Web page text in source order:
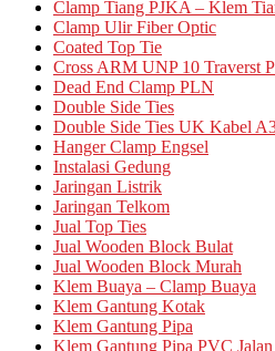
Clamp Tiang PJKA – Klem
Clamp Ulir Fiber Optic
Coated Top Tie
Cross ARM UNP 10 Traverst
Dead End Clamp PLN
Double Side Ties
Double Side Ties UK Kabel
Hanger Clamp Engsel
Instalasi Gedung
Jaringan Listrik
Jaringan Telkom
Jual Top Ties
Jual Wooden Block Bulat
Jual Wooden Block Murah
Klem Buaya – Clamp Buaya
Klem Gantung Kotak
Klem Gantung Pipa
Klem Gantung Pipa PVC